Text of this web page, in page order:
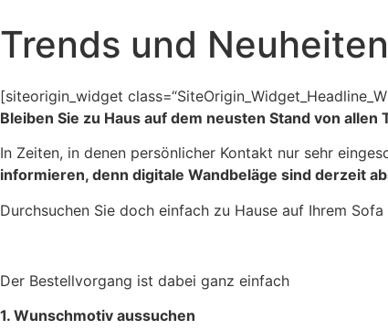
Trends und
[siteorigin_widget
Bleiben Sie zu Haus auf dem neusten Stand von
In Zeiten, in denen persönlicher Kontakt nur sehr
informieren, denn digitale Wandbeläge sind derzeit
Durchsuchen Sie doch einfach zu Hause auf Ihrem
Der Bestellvorgang ist dabei ganz einfach
1. Wunschmotiv aussuchen